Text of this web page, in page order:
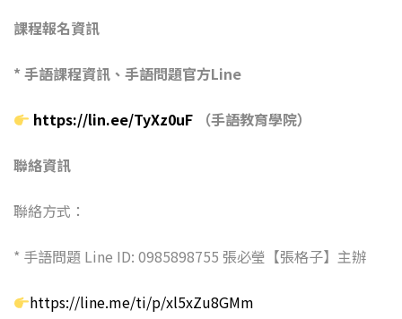
課程報名資訊
* 手語課程資訊、手語問題官方Line
https://lin.ee/TyXz0uF （手語教育學院）
聯絡資訊
聯絡方式：
* 手語問題 Line ID: 0985898755 張必瑩【張格子】主辦
https://line.me/ti/p/xl5xZu8GMm